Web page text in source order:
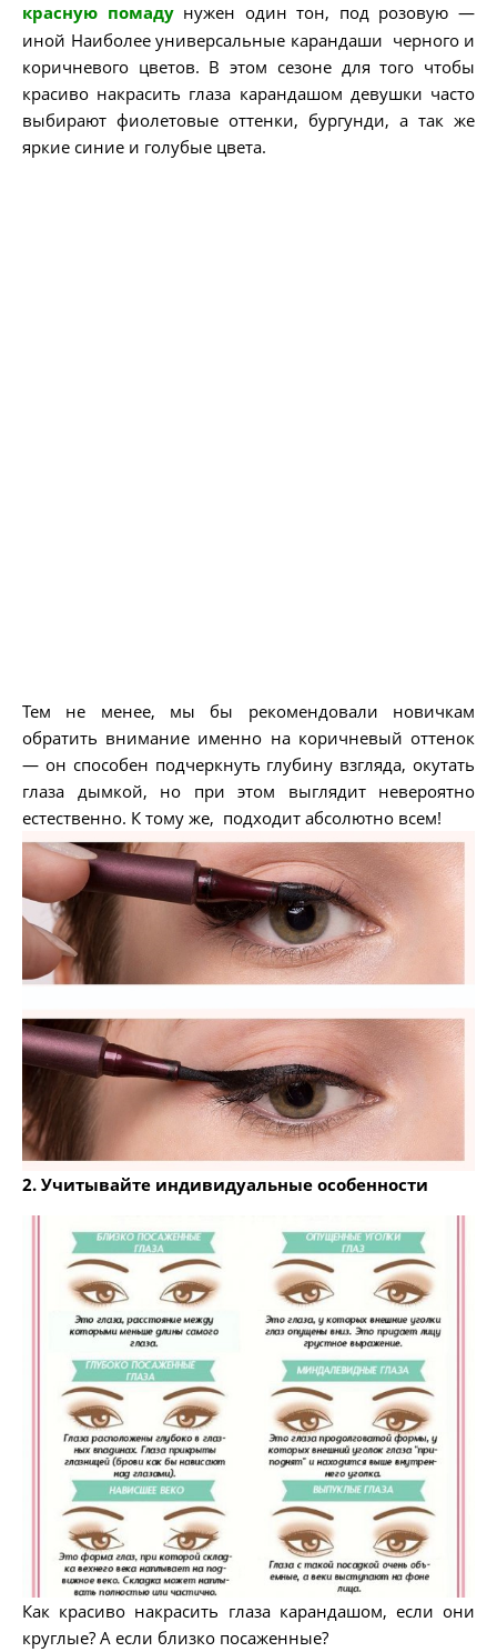
красную помадунужен один тон, под розовую —
иной Наиболее универсальные карандаши черного и
коричневого цветов. В этом сезоне для того чтобы
красиво накрасить глаза карандашом девушки часто
выбирают фиолетовые оттенки, бургунди, а так же
яркие синие и голубые цвета.
Тем не менее, мы бы рекомендовали новичкам
обратить внимание именно на коричневый оттенок
— он способен подчеркнуть глубину взгляда, окутать
глаза дымкой, но при этом выглядит невероятно
естественно. К тому же, подходит абсолютно всем!
2. Учитывайте индивидуальные особенности
Как красиво накрасить глаза карандашом, если они
круглые? А если близко посаженные?